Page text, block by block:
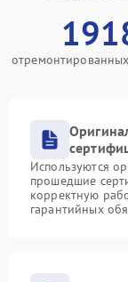
Используются
прошедшие
корректную
гарантийных